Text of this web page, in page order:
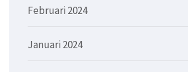
Februari 2024
Januari 2024